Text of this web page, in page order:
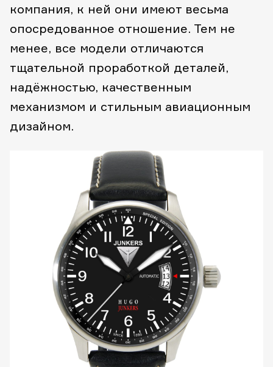
компания, к ней они имеют весьма
опосредованное отношение. Тем не
менее, все модели отличаются
тщательной проработкой деталей,
надёжностью, качественным
механизмом и стильным авиационным
дизайном.